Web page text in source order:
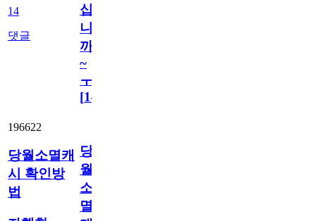
14
댓글
십
니
까
~
ㅜ
[14
196622
당월소멸캐
시 확인방
법
당
월
소
멸